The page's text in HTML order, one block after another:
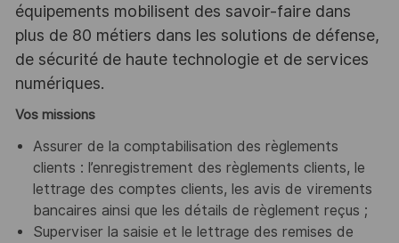
équipements mobilisent des savoir-faire dans
plus de 80 métiers dans les solutions de défense,
de sécurité de haute technologie et de services
numériques.
Vos missions
Assurer de la comptabilisation des règlements
clients : l’enregistrement des règlements clients, le
lettrage des comptes clients, les avis de virements
bancaires ainsi que les détails de règlement reçus ;
Superviser la saisie et le lettrage des remises de